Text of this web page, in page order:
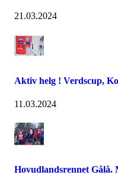
21.03.2024
Aktiv helg ! Verdscup,
11.03.2024
Hovudlandsrennet Gålå.